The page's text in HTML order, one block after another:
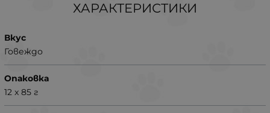
ХАРАКТЕРИСТИКИ
Вкус
Говеждо
Опаковка
12 x 85 г